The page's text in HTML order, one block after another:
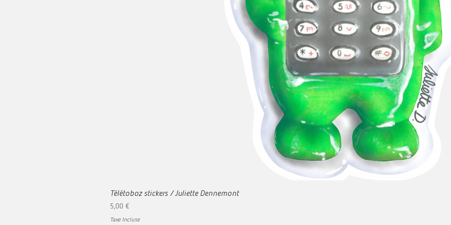
Télétoboz stickers / Juliette Dennemont
Prix
5,00 €
Taxe Incluse